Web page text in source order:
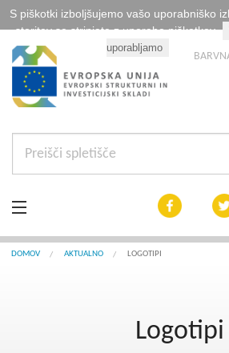
S piškotki izboljšujemo vašo uporabniško
storitev se strinjate z uporabo piškotkov.
uporabljamo
Aktualno
DOMOV AKTUALNO LOGOTIPI
Logotipi